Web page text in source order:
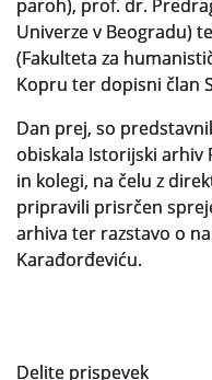
Register ustvarjalcev
Arhivske škatle
Projekti
Slovenski elektronski arhiv
Anonimka
paroh), prof. dr.
Univerze v Beogradu)
(Fakulteta za
Kopru ter dopisni član
Dan prej, so
obiskala Istorijski arhiv
in kolegi, na čelu z
pripravili prisrčen
arhiva ter razstavo o
Karađorđeviću.
Delite prispevek